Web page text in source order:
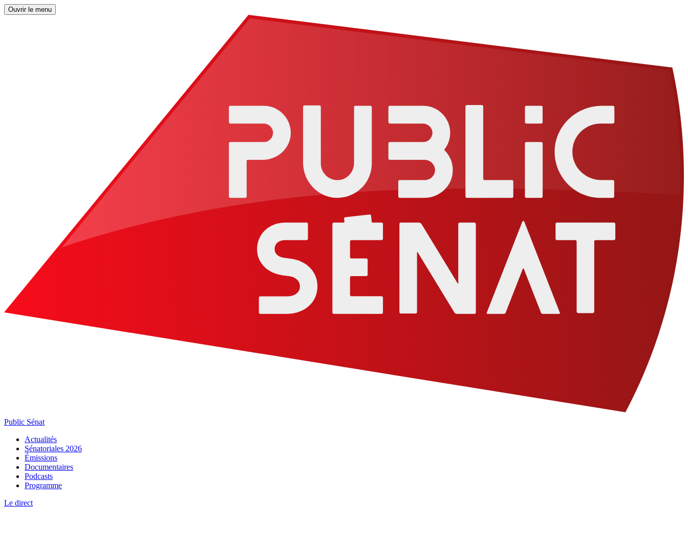
Ouvrir le menu
Public Sénat
Actualités
Sénatoriales 2026
Émissions
Documentaires
Podcasts
Programme
Le direct